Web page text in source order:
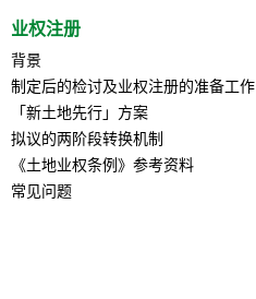
业权注册
背景
制定后的检讨及业权注册的准备工作
「新土地先行」方案
拟议的两阶段转换机制
《土地业权条例》参考资料
常见问题